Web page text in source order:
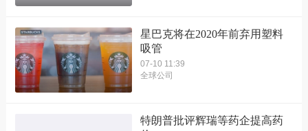
星巴克将在2020年前弃用塑料
吸管
07-10 11:39
全球公司
特朗普批评辉瑞等药企提高药